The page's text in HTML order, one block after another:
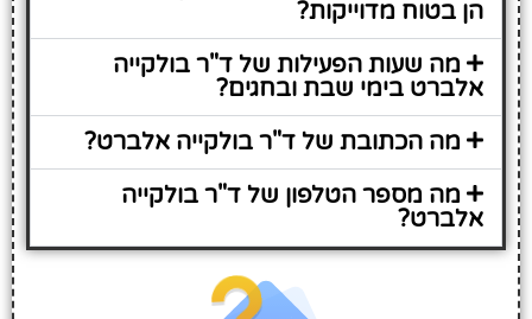
הן בטוח מדוייקות?
מה שעות הפעילות של ד"ר בולקייה
אלברט בימי שבת ובחגים?
מה הכתובת של ד"ר בולקייה אלברט?
מה מספר הטלפון של ד"ר בולקייה
אלברט?